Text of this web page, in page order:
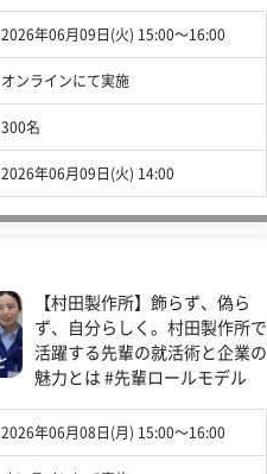
2026年06月09日(火) 15:00〜16:00
オンラインにて実施
300名
2026年06月09日(火) 14:00
【村田製作所】飾らず、偽ら
ず、自分らしく。村田製作所で
活躍する先輩の就活術と企業の
魅力とは #先輩ロールモデル
2026年06月08日(月) 15:00〜16:00